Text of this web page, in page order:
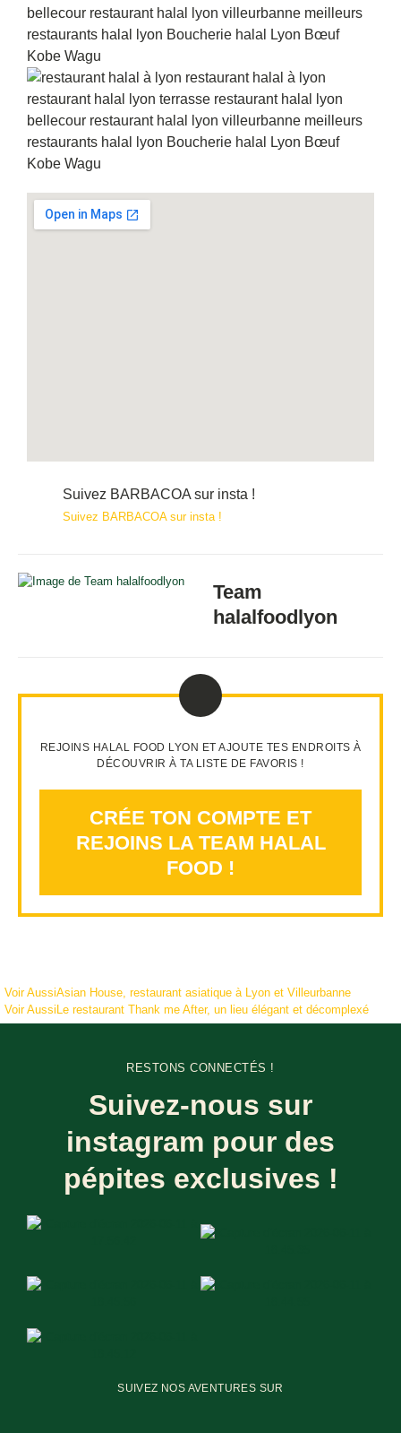
Suivez BARBACOA sur insta !
Suivez BARBACOA sur insta !
Team
halalfoodlyon
REJOINS HALAL FOOD LYON ET AJOUTE TES ENDROITS À
DÉCOUVRIR À TA LISTE DE FAVORIS !
CRÉE TON COMPTE ET
REJOINS LA TEAM HALAL
FOOD !
Voir AussiAsian House, restaurant asiatique à Lyon et Villeurbanne
Voir Aussi Le restaurant Thank me After, un lieu élégant et décomplexé
RESTONS CONNECTÉS !
Suivez-nous sur
instagram pour des
pépites exclusives !
SUIVEZ NOS AVENTURES SUR